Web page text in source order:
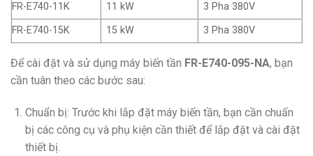
FR-E740-11K
11 kW
3 Pha 380V
FR-E740-15K
15 kW 3 Pha 380V
Để cài đặt và sử dụng máy biến tần FR-E740-095-NA, bạn
cần tuân theo các bước sau:
Chuẩn bị: Trước khi lắp đặt máy biến tần, bạn cần chuẩn
bị các công cụ và phụ kiện cần thiết để lắp đặt và cài đặt
thiết bị.